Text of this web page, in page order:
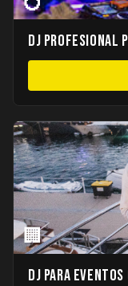
DJ Profesional
🏢
DJ para